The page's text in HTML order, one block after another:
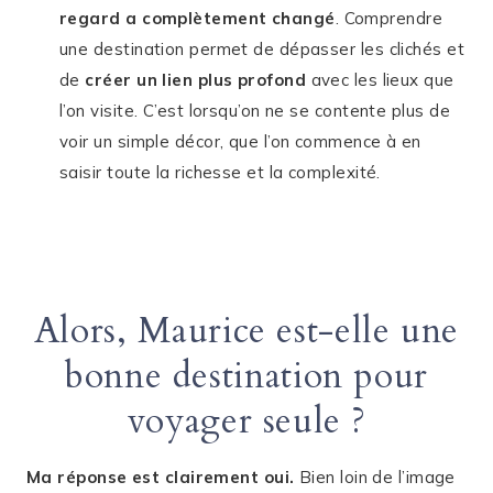
regard a complètement changé. Comprendre
une destination permet de dépasser les clichés et
de créer un lien plus profond avec les lieux que
l’on visite. C’est lorsqu’on ne se contente plus de
voir un simple décor, que l’on commence à en
saisir toute la richesse et la complexité.
Alors, Maurice est-elle une
bonne destination pour
voyager seule ?
Ma réponse est clairement oui. Bien loin de l’image